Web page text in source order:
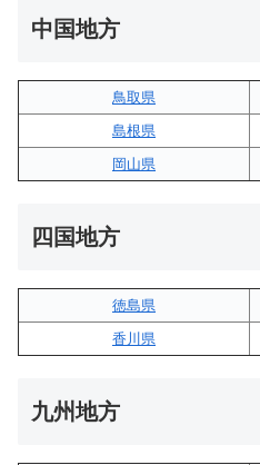
中国地方
鳥取県
島根県
岡山県
四国地方
徳島県
香川県
九州地方